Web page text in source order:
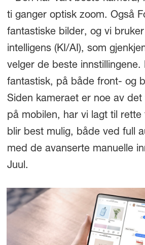
ti ganger optisk zoom. Også
fantastiske bilder, og vi
intelligens (KI/AI), som
velger de beste innstillingene.
fantastisk, på både front- og
Siden kameraet er noe av
på mobilen, har vi lagt til
blir best mulig, både ved full
med de avanserte manuelle
Juul.